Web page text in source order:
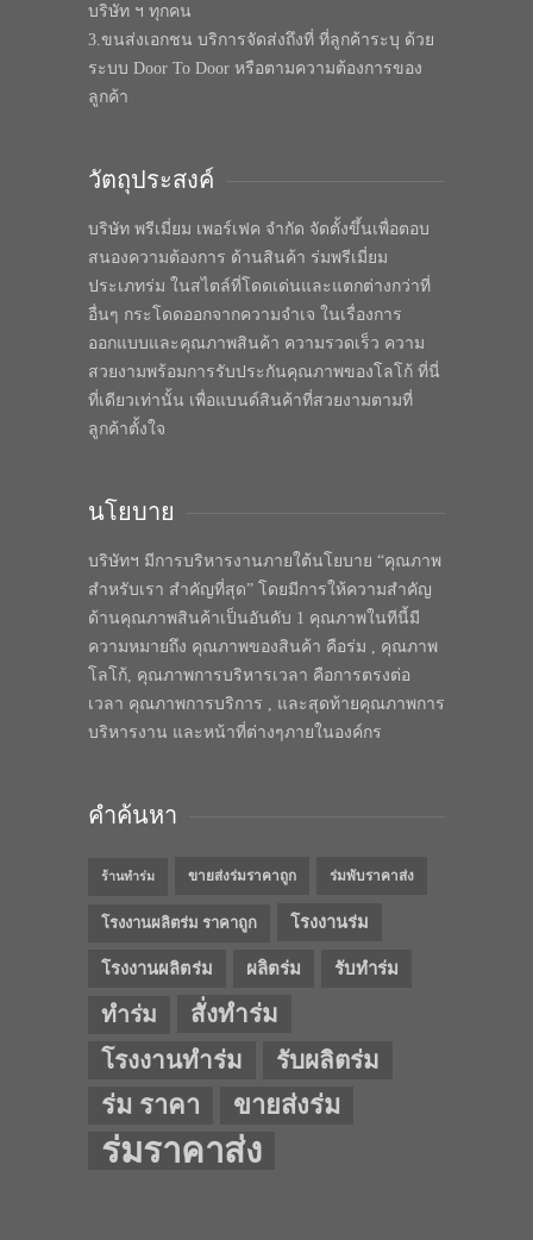
บริษัท ฯ ทุกคน
3.ขนส่งเอกชน บริการจัดส่งถึงที่ ที่ลูกค้าระบุ ด้วย
ระบบ Door To Door หรือตามความต้องการของ
ลูกค้า
วัตถุประสงค์
บริษัท พรีเมี่ยม เพอร์เฟค จำกัด จัดตั้งขึ้นเพื่อตอบ
สนองความต้องการ ด้านสินค้า ร่มพรีเมี่ยม
ประเภทร่ม ในสไตล์ที่โดดเด่นและแตกต่างกว่าที่
อื่นๆ กระโดดออกจากความจำเจ ในเรื่องการ
ออกแบบและคุณภาพสินค้า ความรวดเร็ว ความ
สวยงามพร้อมการรับประกันคุณภาพของโลโก้ ที่นี่
ที่เดียวเท่านั้น เพื่อแบนด์สินค้าที่สวยงามตามที่
ลูกค้าตั้งใจ
นโยบาย
บริษัทฯ มีการบริหารงานภายใต้นโยบาย “คุณภาพ
สำหรับเรา สำคัญที่สุด” โดยมีการให้ความสำคัญ
ด้านคุณภาพสินค้าเป็นอันดับ 1 คุณภาพในทีนี้มี
ความหมายถึง คุณภาพของสินค้า คือร่ม , คุณภาพ
โลโก้, คุณภาพการบริหารเวลา คือการตรงต่อ
เวลา คุณภาพการบริการ , และสุดท้ายคุณภาพการ
บริหารงาน และหน้าที่ต่างๆภายในองค์กร
คำค้นหา
ร้านทำร่ม ขายส่งร่มราคาถูก ร่มพับราคาส่ง
โรงงานผลิตร่ม ราคาถูก โรงงานร่ม
โรงงานผลิตร่ม ผลิตร่ม รับทำร่ม
ทำร่ม
สั่งทำร่ม
โรงงานทำร่ม
รับผลิตร่ม
ร่ม ราคา ขายส่งร่ม
ร่มราคาส่ง